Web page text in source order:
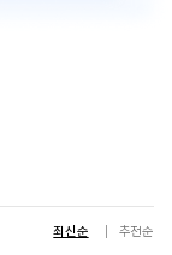
최신순 추천순